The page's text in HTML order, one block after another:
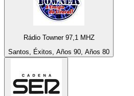
Rádio Towner 97,1 MHZ
Santos, Éxitos, Años 90, Años 80